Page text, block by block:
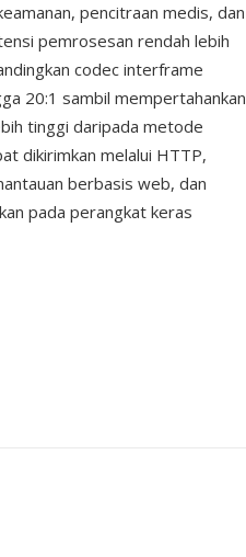
pencitraan medis, dan
pemrosesan rendah lebih
codec interframe
20:1 sambil mempertahankan
tinggi daripada metode
dikirimkan melalui HTTP,
berbasis web, dan
pada perangkat keras